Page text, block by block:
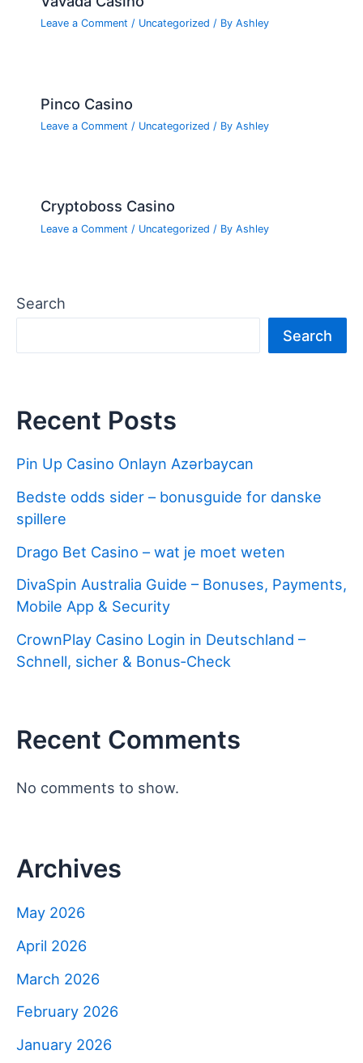
Leave a Comment / Uncategorized / By Ashley
Pinco Casino
Leave a Comment / Uncategorized / By Ashley
Cryptoboss Casino
Leave a Comment / Uncategorized / By Ashley
Search
Search
Recent Posts
Pin Up Casino Onlayn Azərbaycan
Bedste odds sider – bonusguide for danske
spillere
Drago Bet Casino – wat je moet weten
DivaSpin Australia Guide – Bonuses, Payments,
Mobile App & Security
CrownPlay Casino Login in Deutschland –
Schnell, sicher & Bonus‑Check
Recent Comments
No comments to show.
Archives
May 2026
April 2026
March 2026
February 2026
January 2026